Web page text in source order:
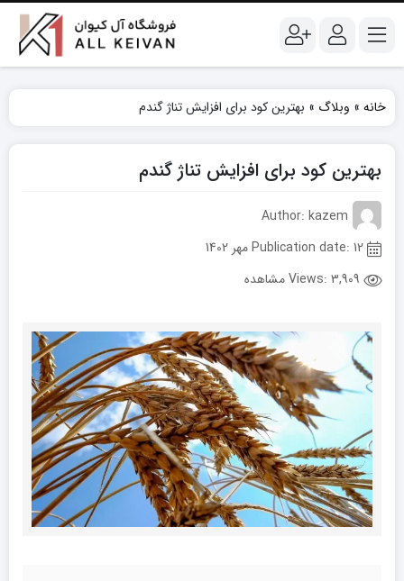
خانه » وبلاگ » بهترین کود برای افزایش تناژ گندم
بهترین کود برای افزایش تناژ گندم
Author: kazem
3,909 مشاهده